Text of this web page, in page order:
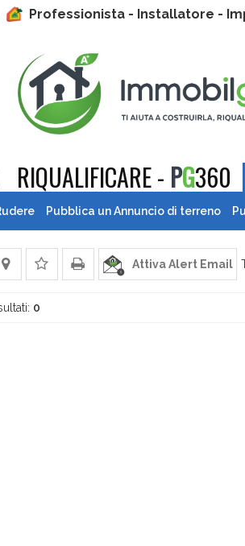
Professionista - Installatore -
RIQUALIFICARE - PG360
Pubblica un Annuncio di terreno
Attiva Alert Email
0